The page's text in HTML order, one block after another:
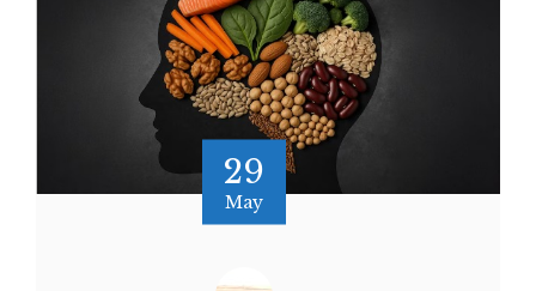
29
May